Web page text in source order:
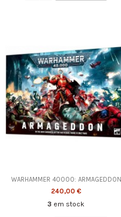
WARHAMMER 40000: ARMAGEDDON
240,00 €
3 em stock